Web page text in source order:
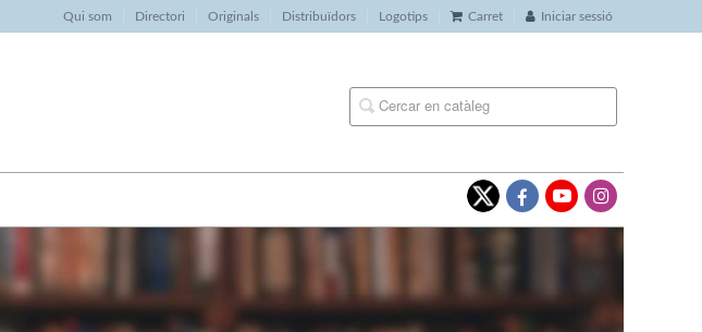
Qui som Directori Originals Distribuïdors Logotips Carret Iniciar sessió